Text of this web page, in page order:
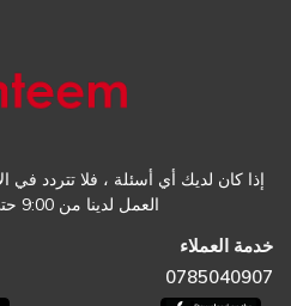
إذا كان لديك أي أسئلة ، فلا تتردد في
العمل لدينا من 9:00 حتي 18:00 من السبت إلى الخميس
خدمة العملاء
0785040907